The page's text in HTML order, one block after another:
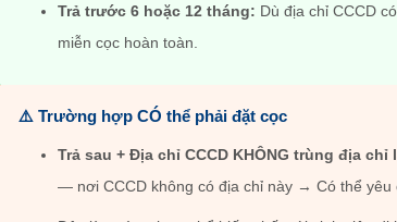
Trả trước 6 hoặc 12 tháng: Dù địa chỉ CCCD
miễn cọc hoàn toàn.
⚠️ Trường hợp CÓ thể phải đặt cọc
Trả sau + Địa chỉ CCCD KHÔNG trùng địa chỉ
— nơi CCCD không có địa chỉ này → Có thể yêu